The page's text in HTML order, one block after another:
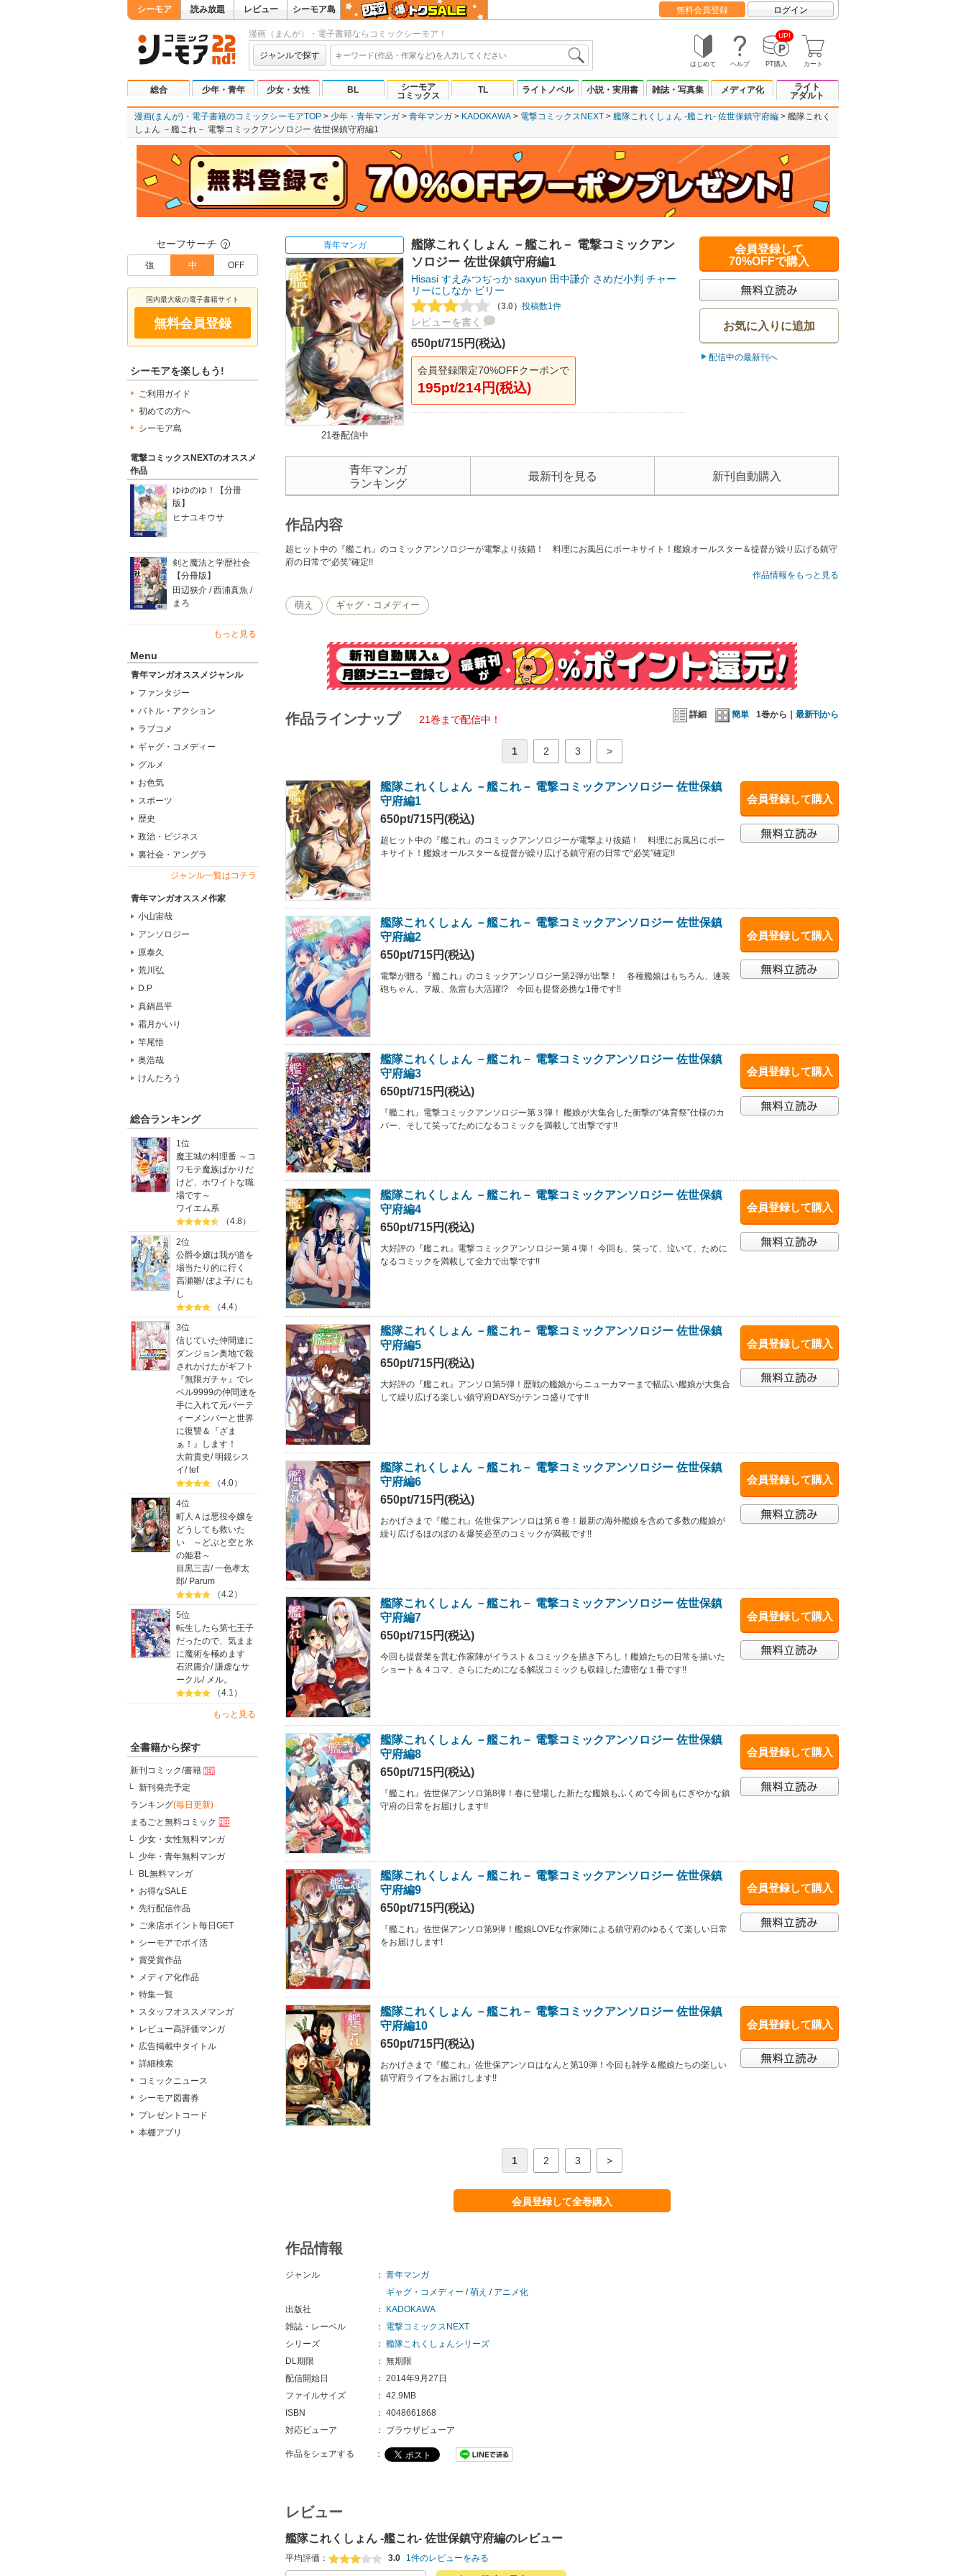
シーモア 読み放題 レビュー シーモア島 無料会員登録 ログイン
漫画（まんが）・電子書籍ならコミックシーモア！
ジャンルで探す
はじめて ヘルプ
UP!
PT購入 カート
総合 少年・青年 少女・女性 BL
シーモア
コミックス
TL ライトノベル 小説・実用書 雑誌・写真集 メディア化
ライト
アダルト
漫画(まんが)・電子書籍のコミックシーモアTOP 少年・青年マンガ 青年マンガ KADOKAWA 電撃コミックスNEXT 艦隊これくしょん -艦これ- 佐世保鎮守府編
艦隊これく
しょん －艦これ－ 電撃コミックアンソロジー 佐世保鎮守府編1
セーフサーチ ？
強 中 OFF
国内最大級の電子書籍サイト
無料会員登録
シーモアを楽しもう!
ご利用ガイド
初めての方へ
シーモア島
電撃コミックスNEXTのオススメ
作品
ゆゆのゆ！【分冊
版】
ヒナユキウサ
剣と魔法と学歴社会
【分冊版】
田辺狭介 / 西浦真魚 /
まろ
もっと見る
Menu
青年マンガオススメジャンル
ファンタジー
バトル・アクション
ラブコメ
ギャグ・コメディー
グルメ
お色気
スポーツ
歴史
政治・ビジネス
裏社会・アングラ
ジャンル一覧はコチラ
青年マンガオススメ作家
小山宙哉
アンソロジー
原泰久
荒川弘
D.P
真鍋昌平
霜月かいり
竿尾悟
奥浩哉
けんたろう
総合ランキング
1位
魔王城の料理番 ～コ
ワモテ魔族ばかりだ
けど、ホワイトな職
場です～
ワイエム系
（4.8）
2位
公爵令嬢は我が道を
場当たり的に行く
高瀬雛/ぽよ子/ にも
し
（4.4）
3位
信じていた仲間達に
ダンジョン奥地で殺
されかけたがギフト
『無限ガチャ』でレ
ベル9999の仲間達を
手に入れて元パーテ
ィーメンバーと世界
に復讐＆『ざま
ぁ！』します！
大前貴史/明鏡シス
イ/tef
（4.0）
4位
町人Ａは悪役令嬢を
どうしても救いた
い ～どぶと空と氷
の姫君～
目黒三吉/一色孝太
郎/ Parum
（4.2）
5位
転生したら第七王子
だったので、気まま
に魔術を極めます
石沢庸介/謙虚なサ
ークル/ メル。
（4.1）
もっと見る
全書籍から探す
新刊コミック/書籍
新刊発売予定
ランキング(毎日更新)
まるごと無料コミック
少女・女性無料マンガ
少年・青年無料マンガ
BL無料マンガ
お得なSALE
先行配信作品
ご来店ポイント毎日GET
シーモアでポイ活
賞受賞作品
メディア化作品
特集一覧
スタッフオススメマンガ
レビュー高評価マンガ
広告掲載中タイトル
詳細検索
コミックニュース
シーモア図書券
プレゼントコード
本棚アプリ
青年マンガ
21巻配信中
艦隊これくしょん －艦これ－ 電撃コミックアン
ソロジー 佐世保鎮守府編1
Hisasi すえみつぢっか saxyun 田中謙介 さめだ小判 チャー
リーにしなか ビリー
（3.0） 投稿数1件
レビューを書く
650pt/715円(税込)
会員登録限定70%OFFクーポンで
195pt/214円(税込)
会員登録して
70%OFFで購入
お気に入りに追加
配信中の最新刊へ
青年マンガ
ランキング
最新刊を見る 新刊自動購入
作品内容
超ヒット中の『艦これ』のコミックアンソロジーが電撃より抜錨！ 料理にお風呂にボーキサイト！艦娘オールスター＆提督が繰り広げる鎮守
府の日常で“必笑”確定!!
作品情報をもっと見る
萌え ギャグ・コメディー
詳細 簡単 1巻から｜ 最新刊から
作品ラインナップ 21巻まで配信中！
1 2 3 >
会員登録して購入
艦隊これくしょん －艦これ－ 電撃コミックアンソロジー 佐世保鎮
守府編1
650pt/715円(税込)
超ヒット中の『艦これ』のコミックアンソロジーが電撃より抜錨！ 料理にお風呂にボー
キサイト！艦娘オールスター＆提督が繰り広げる鎮守府の日常で“必笑”確定!!
会員登録して購入
艦隊これくしょん －艦これ－ 電撃コミックアンソロジー 佐世保鎮
守府編2
650pt/715円(税込)
電撃が贈る『艦これ』のコミックアンソロジー第2弾が出撃！ 各種艦娘はもちろん、連装
砲ちゃん、ヲ級、魚雷も大活躍!? 今回も提督必携な1冊です!!
会員登録して購入
艦隊これくしょん －艦これ－ 電撃コミックアンソロジー 佐世保鎮
守府編3
650pt/715円(税込)
『艦これ』電撃コミックアンソロジー第３弾！ 艦娘が大集合した衝撃の“体育祭”仕様のカ
バー、そして笑ってためになるコミックを満載して出撃です!!
会員登録して購入
艦隊これくしょん －艦これ－ 電撃コミックアンソロジー 佐世保鎮
守府編4
650pt/715円(税込)
大好評の『艦これ』電撃コミックアンソロジー第４弾！ 今回も、笑って、泣いて、ために
なるコミックを満載して全力で出撃です!!
会員登録して購入
艦隊これくしょん －艦これ－ 電撃コミックアンソロジー 佐世保鎮
守府編5
650pt/715円(税込)
大好評の『艦これ』アンソロ第5弾！歴戦の艦娘からニューカマーまで幅広い艦娘が大集合
して繰り広げる楽しい鎮守府DAYSがテンコ盛りです!!
会員登録して購入
艦隊これくしょん －艦これ－ 電撃コミックアンソロジー 佐世保鎮
守府編6
650pt/715円(税込)
おかげさまで『艦これ』佐世保アンソロは第６巻！最新の海外艦娘を含めて多数の艦娘が
繰り広げるほのぼの＆爆笑必至のコミックが満載です!!
会員登録して購入
艦隊これくしょん －艦これ－ 電撃コミックアンソロジー 佐世保鎮
守府編7
650pt/715円(税込)
今回も提督業を営む作家陣がイラスト＆コミックを描き下ろし！艦娘たちの日常を描いた
ショート＆４コマ、さらにためになる解説コミックも収録した濃密な１冊です!!
会員登録して購入
艦隊これくしょん －艦これ－ 電撃コミックアンソロジー 佐世保鎮
守府編8
650pt/715円(税込)
『艦これ』佐世保アンソロ第8弾！春に登場した新たな艦娘もふくめて今回もにぎやかな鎮
守府の日常をお届けします!!
会員登録して購入
艦隊これくしょん －艦これ－ 電撃コミックアンソロジー 佐世保鎮
守府編9
650pt/715円(税込)
『艦これ』佐世保アンソロ第9弾！艦娘LOVEな作家陣による鎮守府のゆるくて楽しい日常
をお届けします!
会員登録して購入
艦隊これくしょん －艦これ－ 電撃コミックアンソロジー 佐世保鎮
守府編10
650pt/715円(税込)
おかげさまで『艦これ』佐世保アンソロはなんと第10弾！今回も雑学＆艦娘たちの楽しい
鎮守府ライフをお届けします!!
1 2 3 >
会員登録して全巻購入
作品情報
ジャンル ： 青年マンガ
ギャグ・コメディー /萌え / アニメ化
出版社
：
KADOKAWA
雑誌・レーベル
：
電撃コミックスNEXT
シリーズ
： 艦隊これくしょんシリーズ
DL期限
： 無期限
配信開始日
： 2014年9月27日
ファイルサイズ
： 42.9MB
ISBN
： 4048661868
対応ビューア
： ブラウザビューア
作品をシェアする ：
レビュー
艦隊これくしょん -艦これ- 佐世保鎮守府編のレビュー
平均評価： 3.0 1件のレビューをみる